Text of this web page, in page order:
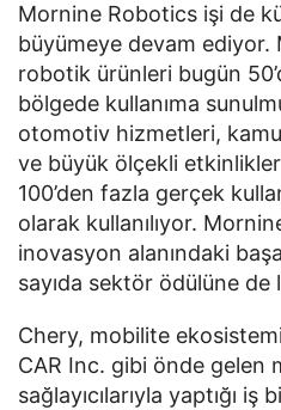
Mornine Robotics işi de
büyümeye devam ediyor.
robotik ürünleri bugün
bölgede kullanıma
otomotiv hizmetleri, kamu
ve büyük ölçekli
100’den fazla gerçek
olarak kullanılıyor.
inovasyon alanındaki
sayıda sektör ödülüne de
Chery, mobilite
CAR Inc. gibi önde gelen
sağlayıcılarıyla yaptığı iş